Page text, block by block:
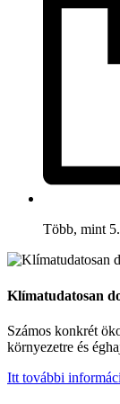
Több, mint
Klímatudatosan
Számos konkrét
környezetre és
Itt további